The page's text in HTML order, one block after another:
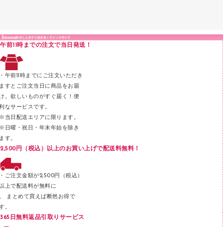
Ｚ式ファイル
２穴リフィル・２穴インデックス
印章用品
ラベル類
メンディングテープ
メッシュケース／ペンケース
フロアケース
ブックエンド／ブックスタンド
パンチ
デスクトレー
午前11時までの注文で当日発送！
午前11時までにご注文いただき
すとご注文当日に商品をお届
。欲しいものがすぐ届く！便
なサービスです。
当日配送エリアに限ります。
日曜・祝日・年末年始を除き
す。
2,500円（税込）以上のお買い上げで配送料無料！
ご注文金額が2,500円（税込）
上で配送料が無料に
まとめて買えば断然お得で
。
365日無料返品引取りサービス